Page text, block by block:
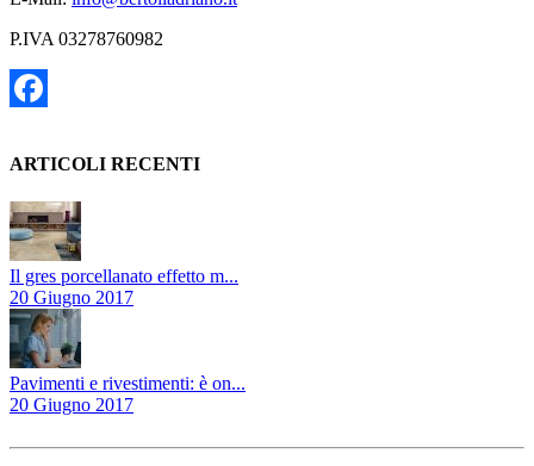
P.IVA 03278760982
ARTICOLI RECENTI
Il gres porcellanato effetto m...
20 Giugno 2017
Pavimenti e rivestimenti: è on...
20 Giugno 2017